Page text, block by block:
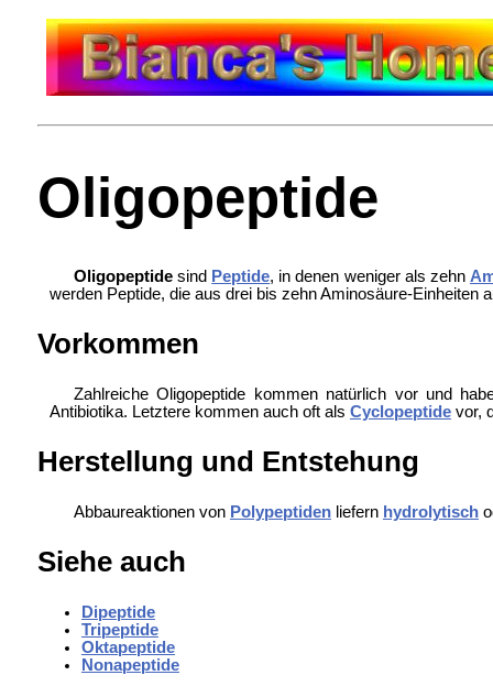
Oligopeptide
Oligopeptidesind Peptide, in denen weniger als zehn
werden Peptide, die aus drei bis zehn Aminosäure-Einheiten
Vorkommen
Zahlreiche Oligopeptide kommen natürlich vor und
Antibiotika. Letztere kommen auch oft als Cyclopeptidevor,
Herstellung und Entstehung
Abbaureaktionen von Polypeptidenliefern hydrolytisch
Siehe auch
Dipeptide
Tripeptide
Oktapeptide
Nonapeptide